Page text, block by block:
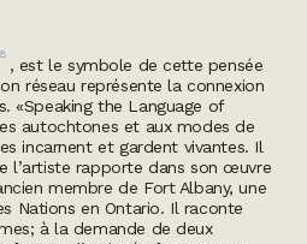
8
, est le symbole de cette pensée
réseau représente la connexion
«Speaking the Language of
autochtones et aux modes de
incarnent et gardent vivantes. Il
l’artiste rapporte dans son œuvre
membre de Fort Albany, une
Nations en Ontario. Il raconte
à la demande de deux